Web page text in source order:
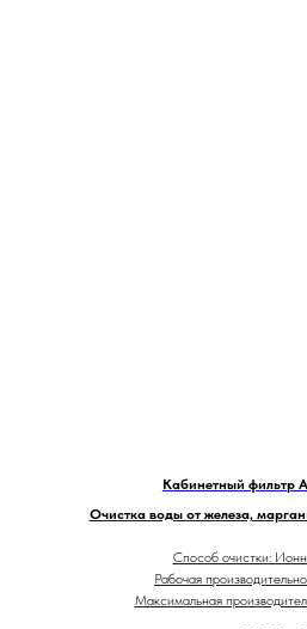
Кабинетный фильтр
Очистка воды от железа,
Способ очистки:
Рабочая
Максимальная